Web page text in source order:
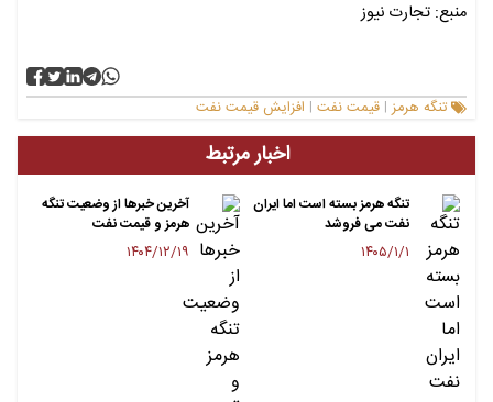
منبع: تجارت نیوز
تنگه هرمز | قیمت نفت | افزایش قیمت نفت
اخبار مرتبط
تنگه هرمز بسته است اما ایران
نفت می فروشد
۱۴۰۵/۱/۱
آخرین خبرها از وضعیت تنگه
هرمز و قیمت نفت
۱۴۰۴/۱۲/۱۹